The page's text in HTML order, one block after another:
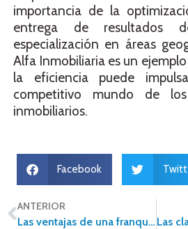
importancia de la
entrega de resultados
especialización en áreas
Alfa Inmobiliaria es un
la eficiencia puede
competitivo mundo de los
inmobiliarios.
Facebook
ANTERIOR
Las ventajas de una franquicia inmobiliaria: Una perspectiva en bienes raíces